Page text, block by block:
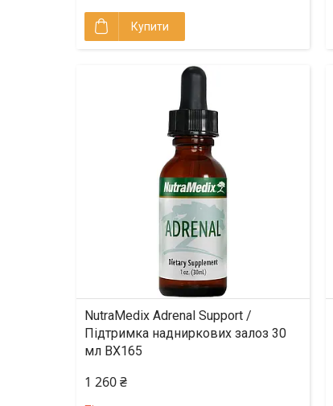
Купити
NutraMedix Adrenal Support /
Підтримка надниркових залоз 30
мл BX165
1 260 ₴